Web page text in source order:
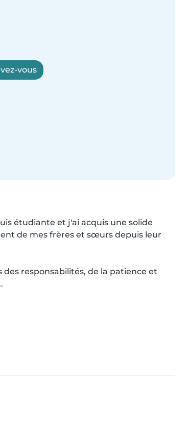
vous
étudiante et j'ai acquis une solide
de mes frères et sœurs depuis leur
responsabilités, de la patience et